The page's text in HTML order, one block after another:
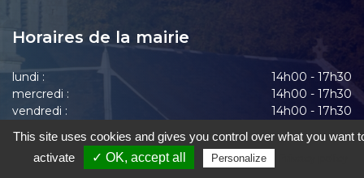
Horaires de la mairie
lundi :
14h00 - 17h30
mercredi :
14h00 - 17h30
vendredi :
14h00 - 17h30
vendredi :
14h00 - 17h30
This site uses cookies and gives you control over what you want
activate
✓ OK, accept all Personalize